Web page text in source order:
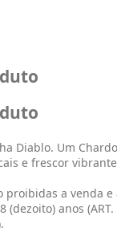
Diablo. Um
e frescor
proibidas a venda
(dezoito) anos